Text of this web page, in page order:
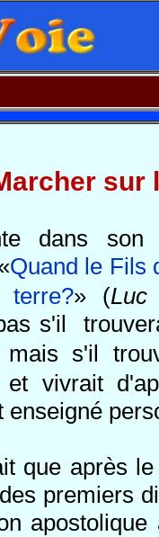
sur
dans
Quand le Fils
» (Luc
s'il
mais s'il
et vivrait
enseigné
que après
premiers